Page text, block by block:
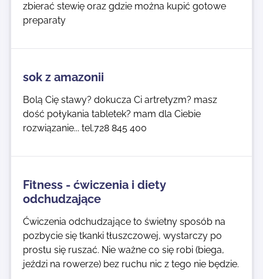
zbierać stewię oraz gdzie można kupić gotowe
preparaty
sok z amazonii
Bolą Cię stawy? dokucza Ci artretyzm? masz
dość połykania tabletek? mam dla Ciebie
rozwiązanie... tel.728 845 400
Fitness - ćwiczenia i diety
odchudzające
Ćwiczenia odchudzające to świetny sposób na
pozbycie się tkanki tłuszczowej, wystarczy po
prostu się ruszać. Nie ważne co się robi (biega,
jeździ na rowerze) bez ruchu nic z tego nie będzie.